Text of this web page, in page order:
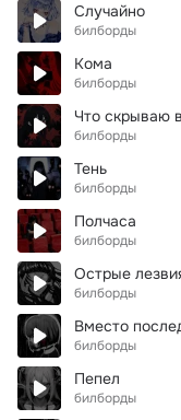
Случайно
билборды
Кома
билборды
Что скрываю
билборды
Тень
билборды
Полчаса
билборды
Острые
билборды
Вместо
билборды
Пепел
билборды